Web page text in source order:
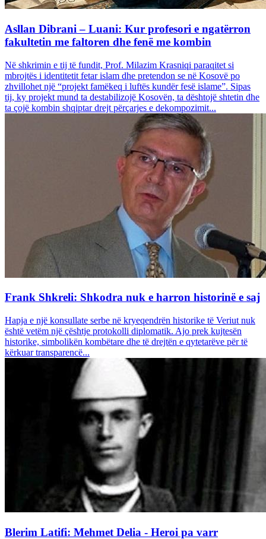
Asllan Dibrani – Luani: Kur profesori e ngatërron
fakultetin me faltoren dhe fenë me kombin
Në shkrimin e tij të fundit, Prof. Milazim Krasniqi paraqitet si
mbrojtës i identitetit fetar islam dhe pretendon se në Kosovë po
zhvillohet një “projekt famëkeq i luftës kundër fesë islame”. Sipas
tij, ky projekt mund ta destabilizojë Kosovën, ta dështojë shtetin dhe
ta çojë kombin shqiptar drejt përçarjes e dekompozimit...
Frank Shkreli: Shkodra nuk e harron historinë e saj
Hapja e një konsullate serbe në kryeqendrën historike të Veriut nuk
është vetëm një çështje protokolli diplomatik. Ajo prek kujtesën
historike, simbolikën kombëtare dhe të drejtën e qytetarëve për të
kërkuar transparencë...
Blerim Latifi: Mehmet Delia - Heroi pa varr